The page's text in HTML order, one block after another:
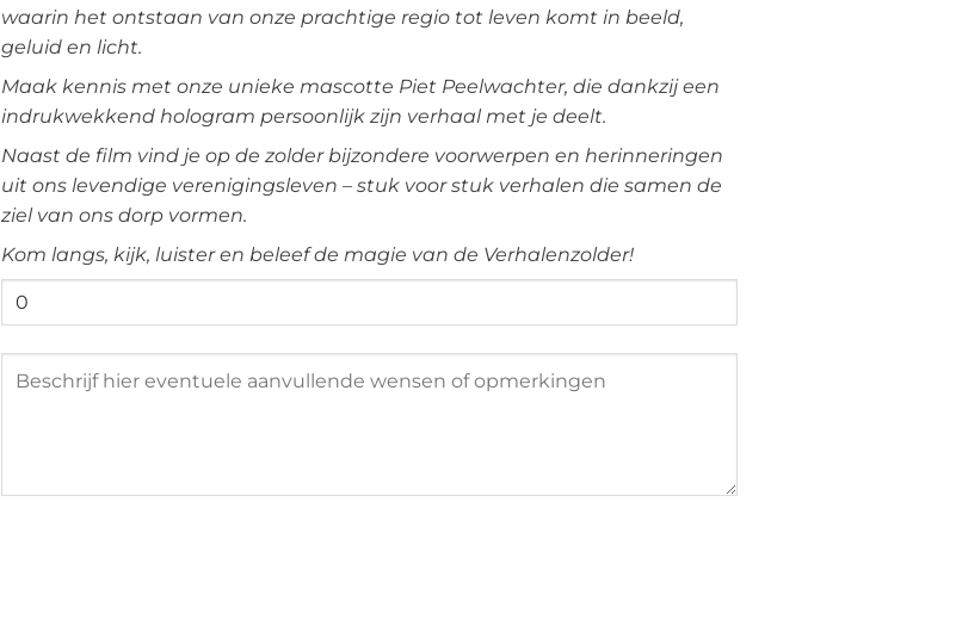
waarin het ontstaan van onze prachtige regio tot leven komt in beeld,
geluid en licht.
Maak kennis met onze unieke mascotte Piet Peelwachter, die dankzij een
indrukwekkend hologram persoonlijk zijn verhaal met je deelt.
Naast de film vind je op de zolder bijzondere voorwerpen en herinneringen
uit ons levendige verenigingsleven – stuk voor stuk verhalen die samen de
ziel van ons dorp vormen.
Kom langs, kijk, luister en beleef de magie van de Verhalenzolder!